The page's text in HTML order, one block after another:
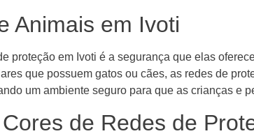
Animais em Ivoti
proteção em Ivoti é a segurança que elas
que possuem gatos ou cães, as redes de
um ambiente seguro para que as crianças e
de Redes de